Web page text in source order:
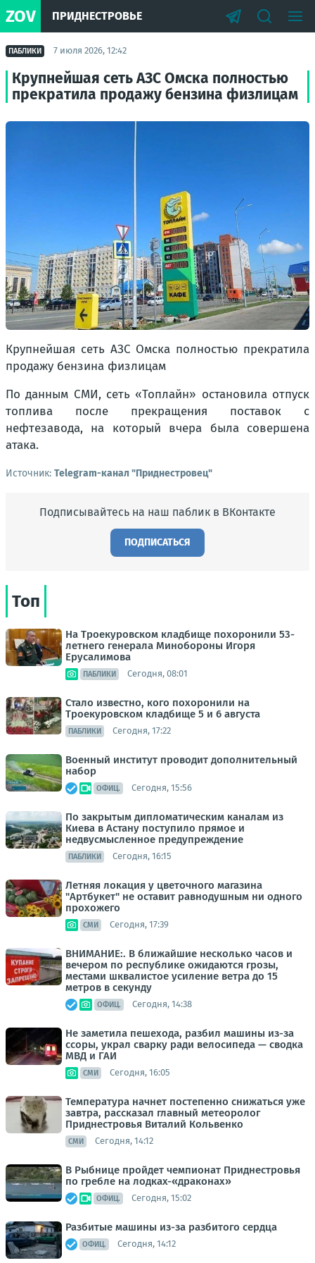
ZOV ПРИДНЕСТРОВЬЕ
ПАБЛИКИ 7 июля 2026, 12:42
Крупнейшая сеть АЗС Омска полностью
прекратила продажу бензина физлицам
Крупнейшая сеть АЗС Омска полностью прекратила
продажу бензина физлицам
По данным СМИ, сеть «Топлайн» остановила отпуск
топлива после прекращения поставок с
нефтезавода, на который вчера была совершена
атака.
Источник: Telegram-канал "Приднестровец"
Подписывайтесь на наш паблик в ВКонтакте
ПОДПИСАТЬСЯ
Топ
На Троекуровском кладбище похоронили 53-
летнего генерала Минобороны Игоря
Ерусалимова
ПАБЛИКИ Сегодня, 08:01
Стало известно, кого похоронили на
Троекуровском кладбище 5 и 6 августа
ПАБЛИКИ Сегодня, 17:22
Военный институт проводит дополнительный
набор
ОФИЦ. Сегодня, 15:56
По закрытым дипломатическим каналам из
Киева в Астану поступило прямое и
недвусмысленное предупреждение
ПАБЛИКИ Сегодня, 16:15
Летняя локация у цветочного магазина
"Артбукет" не оставит равнодушным ни одного
прохожего
СМИ Сегодня, 17:39
ВНИМАНИЕ:. В ближайшие несколько часов и
вечером по республике ожидаются грозы,
местами шквалистое усиление ветра до 15
метров в секунду
ОФИЦ. Сегодня, 14:38
Не заметила пешехода, разбил машины из-за
ссоры, украл сварку ради велосипеда — сводка
МВД и ГАИ
СМИ Сегодня, 16:05
Температура начнет постепенно снижаться уже
завтра, рассказал главный метеоролог
Приднестровья Виталий Кольвенко
СМИ Сегодня, 14:12
В Рыбнице пройдет чемпионат Приднестровья
по гребле на лодках-«драконах»
ОФИЦ. Сегодня, 15:02
Разбитые машины из-за разбитого сердца
ОФИЦ. Сегодня, 14:12